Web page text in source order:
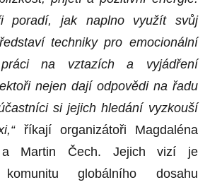
poradí, jak naplno využít svůj
techniky pro emocionální
práci na vztazích a vyjádření
nejen dají odpovědi na řadu
si jejich hledání vyzkouší
říkají organizátoři Magdaléna
a Martin Čech. Jejich vizí je
komunitu globálního dosahu